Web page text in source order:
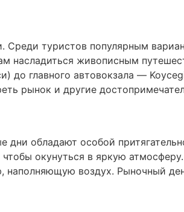
туристов популярным
насладиться живописным
главного автовокзала —
рынок и другие
обладают особой
окунуться в яркую
наполняющую воздух. Рыночный